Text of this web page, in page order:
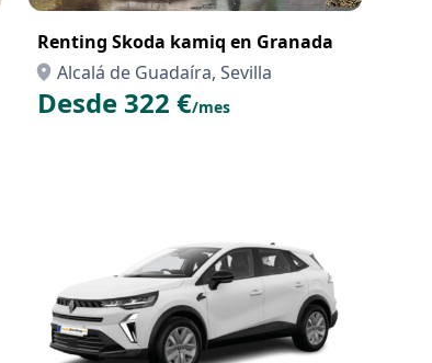
Renting Skoda kamiq en Granada
Alcalá de Guadaíra, Sevilla
Desde 322 €/mes